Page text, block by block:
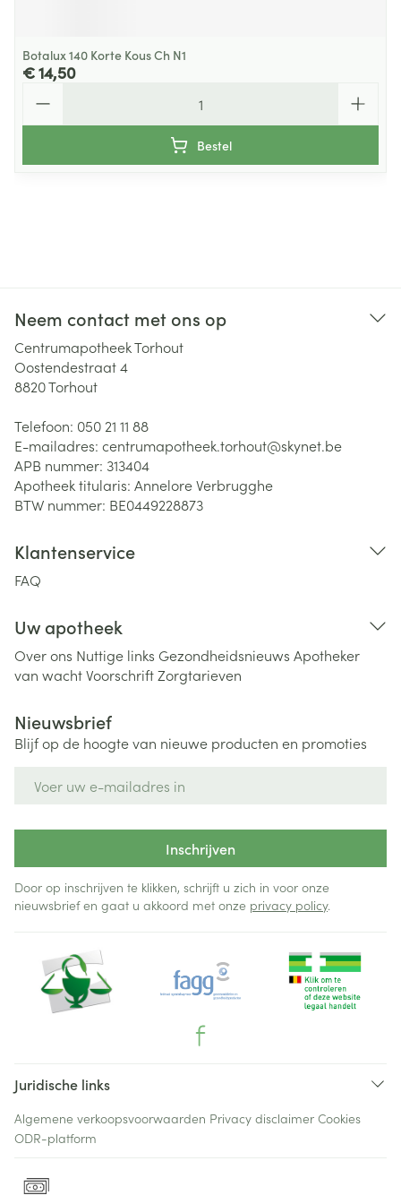
Botalux 140 Korte Kous Ch N1
€ 14,50
Bestel
Neem contact met ons op
Centrumapotheek Torhout
Oostendestraat 4
8820Torhout
Telefoon: 050 21 11 88
E-mailadres: centrumapotheek.torhout@skynet.be
APB nummer: 313404
Apotheek titularis: Annelore Verbrugghe
BTW nummer: BE0449228873
Klantenservice
FAQ
Uw apotheek
Over ons Nuttige links Gezondheidsnieuws Apotheker
van wachtVoorschriftZorgtarieven
Nieuwsbrief
Blijf op de hoogte van nieuwe producten en promoties
Inschrijven
Door op inschrijven te klikken, schrijft u zich in voor onze
nieuwsbrief en gaat u akkoord met onze privacy policy.
Juridische links
Algemene verkoopsvoorwaarden Privacy disclaimer Cookies
ODR-platform